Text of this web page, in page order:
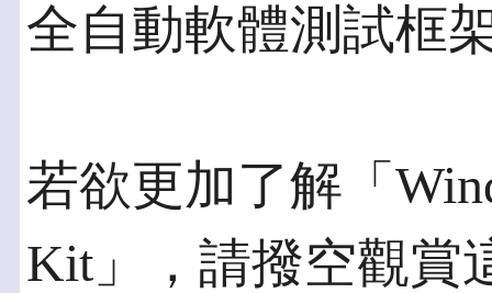
全自動軟體測試框
若欲更加了解「
Kit」，請撥空觀賞